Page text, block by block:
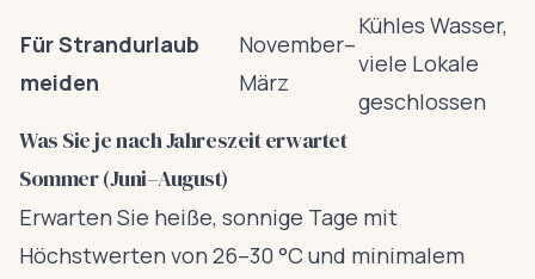
Für Strandurlaub
meiden
November–
März
Kühles Wasser,
viele Lokale
geschlossen
Was Sie je nach Jahreszeit erwartet
Sommer (Juni–August)
Erwarten Sie heiße, sonnige Tage mit
Höchstwerten von 26–30 °C und minimalem